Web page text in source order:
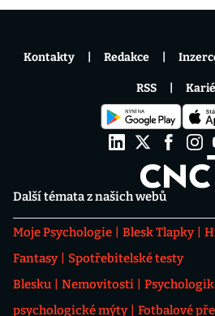
Další témata z našich webů
Moje Psychologie Blesk Tlapky
Fantasy
Spotřebitelské testy
Blesku
Nemovitosti
psychologické mýty
Fotbalové
Kontakty Redakce
RSS